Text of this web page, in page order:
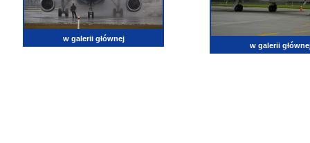
w galerii głównej
w galerii